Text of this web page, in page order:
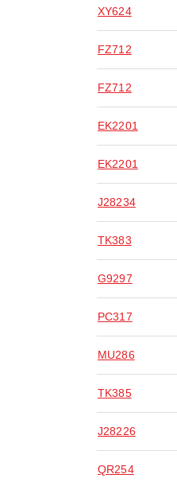
XY624
FZ712
FZ712
EK2201
EK2201
J28234
TK383
G9297
PC317
MU286
TK385
J28226
QR254